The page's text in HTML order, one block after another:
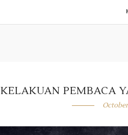
KELAKUAN PEMBACA
October